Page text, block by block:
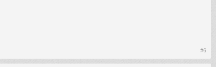
#6